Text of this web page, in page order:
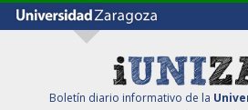
Boletín diario informativo de la